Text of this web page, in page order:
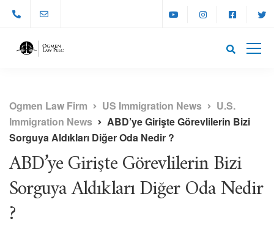
Ogmen Law Firm US Immigration News
U.S.
Immigration News
ABD’ye Girişte Görevlilerin Bizi
Sorguya Aldıkları Diğer Oda Nedir ?
ABD’ye Girişte Görevlilerin Bizi
Sorguya Aldıkları Diğer Oda Nedir
?